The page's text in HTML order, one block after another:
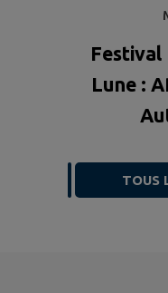
Festival
Lune :
TOUS